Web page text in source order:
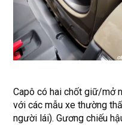
Capô có hai chốt giữ/mở
với các mẫu xe thường
người lái). Gương chiếu